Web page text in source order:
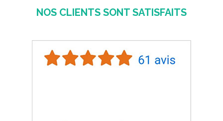
NOS CLIENTS SONT SATISFAITS